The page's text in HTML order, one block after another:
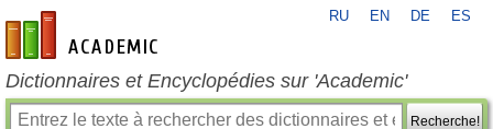
fr-academic.com
RU EN DE ES
Dictionnaires et Encyclopédies sur 'Academic'
Recherche!